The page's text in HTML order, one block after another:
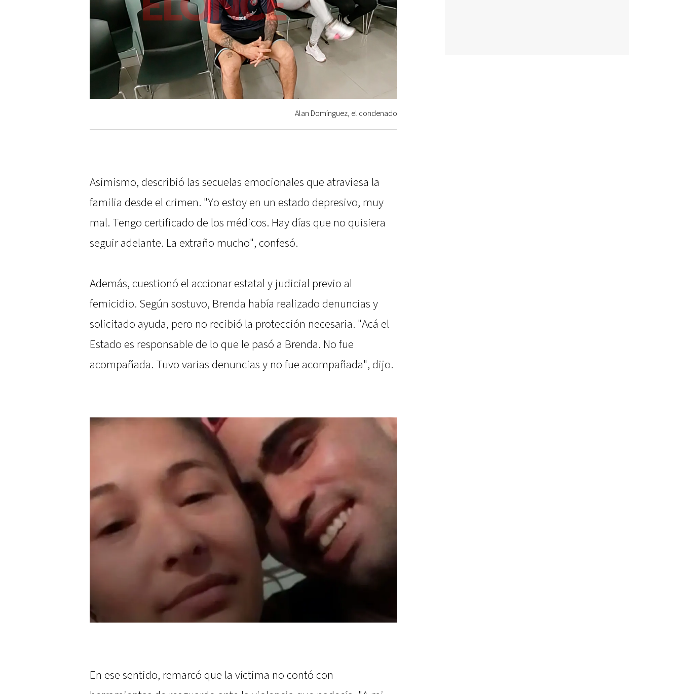
Alan Domínguez, el condenado
Asimismo, describió las secuelas emocionales que atraviesa la
familia desde el crimen. "Yo estoy en un estado depresivo, muy
mal. Tengo certificado de los médicos. Hay días que no quisiera
seguir adelante. La extraño mucho", confesó.
Además, cuestionó el accionar estatal y judicial previo al
femicidio. Según sostuvo, Brenda había realizado denuncias y
solicitado ayuda, pero no recibió la protección necesaria. "Acá el
Estado es responsable de lo que le pasó a Brenda. No fue
acompañada. Tuvo varias denuncias y no fue acompañada", dijo.
En ese sentido, remarcó que la víctima no contó con